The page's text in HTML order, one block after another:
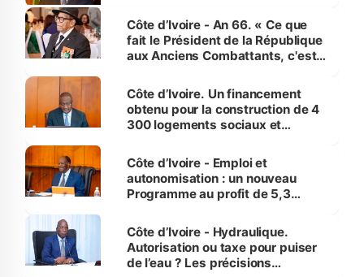
Côte d’Ivoire - An 66. « Ce que
fait le Président de la République
aux Anciens Combattants, c'est
Côte d’Ivoire. Un financement
obtenu pour la construction de 4
300 logements sociaux et
et Yamoussoukro
Côte d’Ivoire - Emploi et
autonomisation : un nouveau
Programme au profit de 5,3
Côte d’Ivoire - Hydraulique.
Autorisation ou taxe pour puiser
de l’eau ? Les précisions